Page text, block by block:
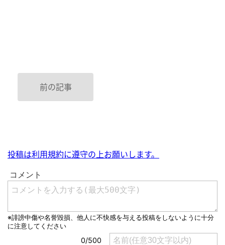
前の記事
投稿は利用規約に遵守の上お願いします。